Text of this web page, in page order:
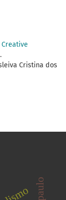
Creative
.
Cristina dos